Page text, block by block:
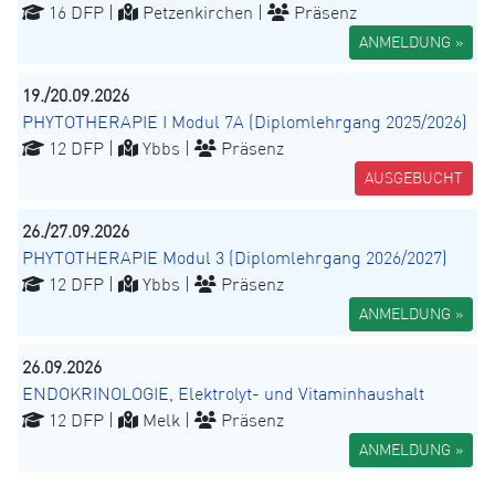
16 DFP |
Petzenkirchen | Präsenz
ANMELDUNG »
19./20.09.2026
PHYTOTHERAPIE I Modul 7A (Diplomlehrgang 2025/2026)
12 DFP |
Ybbs | Präsenz
AUSGEBUCHT
26./27.09.2026
PHYTOTHERAPIE Modul 3 (Diplomlehrgang 2026/2027)
12 DFP |
Ybbs | Präsenz
ANMELDUNG »
26.09.2026
ENDOKRINOLOGIE, Elektrolyt- und Vitaminhaushalt
12 DFP |
Melk | Präsenz
ANMELDUNG »